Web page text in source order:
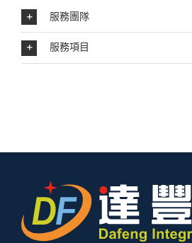
服務團隊
服務項目